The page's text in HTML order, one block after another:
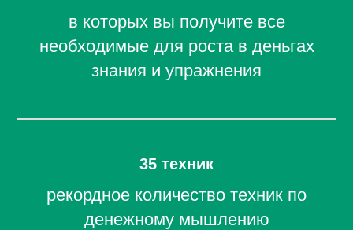
в которых вы получите все
необходимые для роста в деньгах
знания и упражнения
35 техник
рекордное количество техник по
денежному мышлению